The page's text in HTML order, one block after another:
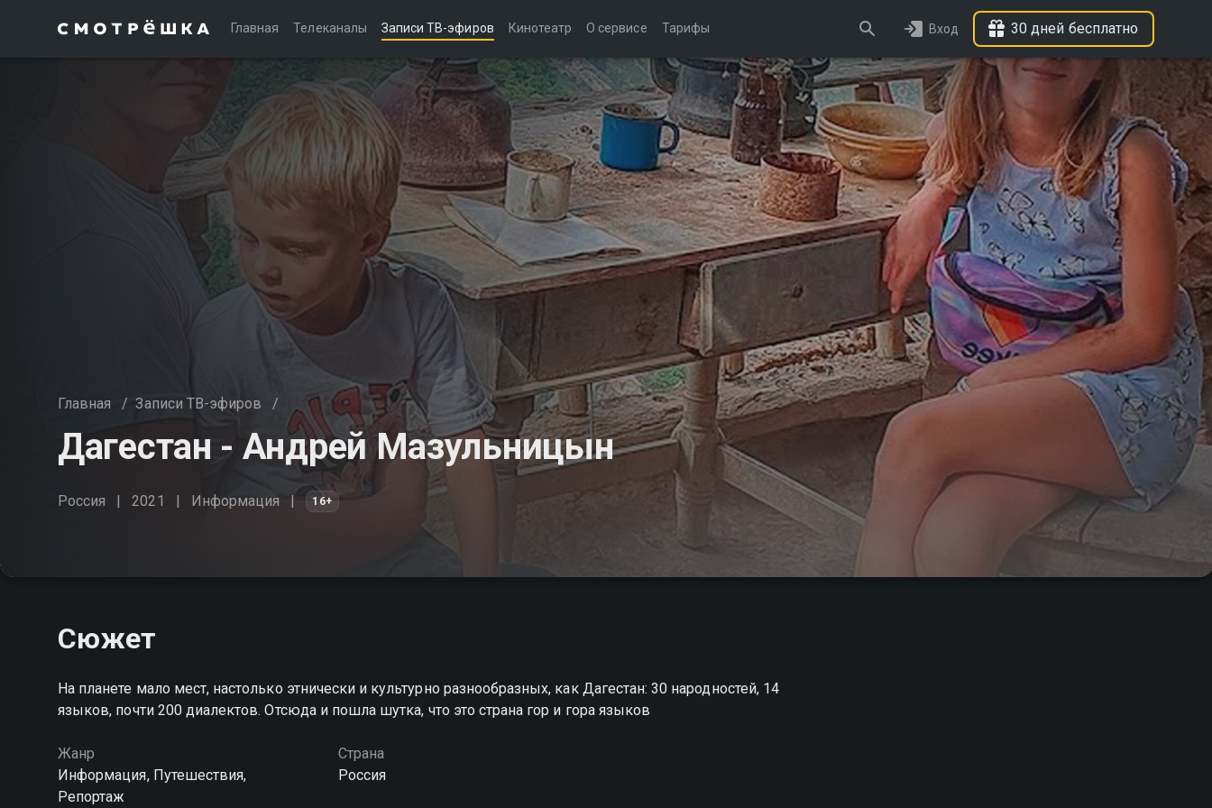
Главная Телеканалы Записи ТВ-эфиров Кинотеатр О сервисе Тарифы Вход 30 дней бесплатно
Главная / Записи ТВ-эфиров /
Дагестан - Андрей Мазульницын
Россия 2021 Информация 16+
Сюжет
На планете мало мест, настолько этнически и культурно разнообразных, как Дагестан: 30 народностей, 14
языков, почти 200 диалектов. Отсюда и пошла шутка, что это страна гор и гора языков
Жанр
Информация, Путешествия,
Репортаж
Страна
Россия